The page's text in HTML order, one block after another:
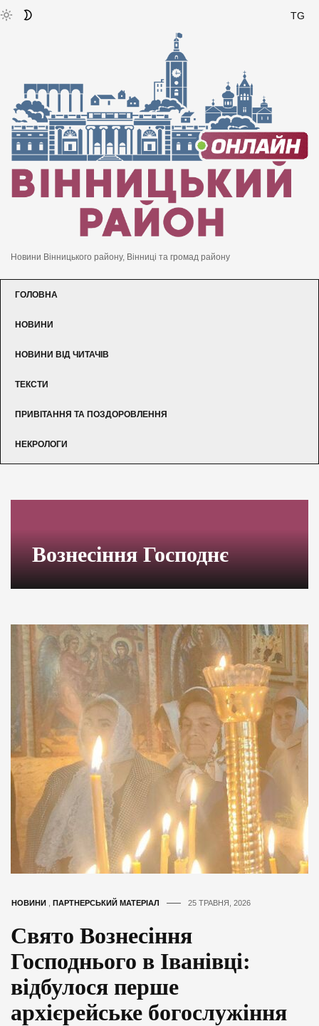
TG
Новини Вінницького району, Вінниці та громад району
ГОЛОВНА
НОВИНИ
НОВИНИ ВІД ЧИТАЧІВ
ТЕКСТИ
ПРИВІТАННЯ ТА ПОЗДОРОВЛЕННЯ
НЕКРОЛОГИ
Вознесіння Господнє
НОВИНИ ПАРТНЕРСЬКИЙ МАТЕРІАЛ 25 ТРАВНЯ, 2026
Свято Вознесіння
Господнього в Іванівці:
відбулося перше
архієрейське богослужіння